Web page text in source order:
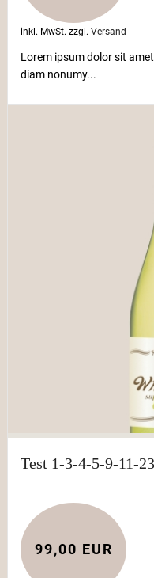
inkl. MwSt. zzgl. Versand
Lorem ipsum dolor sit
diam nonumy...
Test 1-3-4-5-9-11-
99,00 EUR